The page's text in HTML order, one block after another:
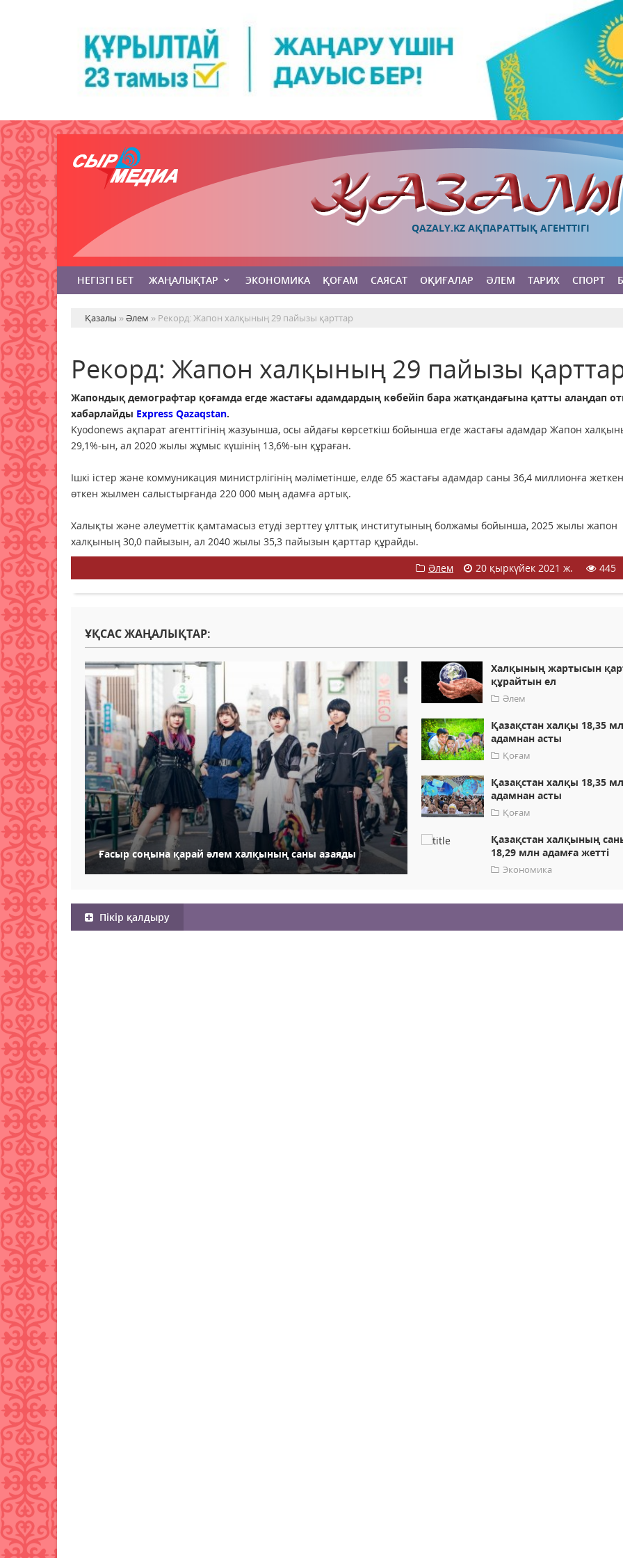
QAZALY.KZ АҚПАРАТТЫҚ АГЕНТТІГІ
НЕГІЗГІ БЕТ ЖАҢАЛЫҚТАР ЭКОНОМИКА ҚОҒАМ САЯСАТ ОҚИҒАЛАР ӘЛЕМ ТАРИХ СПОРТ
Қазалы »Әлем » Рекорд: Жапон халқының 29 пайызы қарттар
Рекорд: Жапон халқының 29 пайызы
Жапондық демографтар қоғамда егде жастағы адамдардың көбейіп бара жатқандағына қатты алаңдап
хабарлайды Express Qazaqstan.
Kyodonews ақпарат агенттігінің жазуынша, осы айдағы көрсеткіш бойынша егде жастағы адамдар Жапон
29,1%-ын, ал 2020 жылы жұмыс күшінің 13,6%-ын құраған.
Ішкі істер және коммуникация министрлігінің мәліметінше, елде 65 жастағы адамдар саны 36,4 миллионға
өткен жылмен салыстырғанда 220 000 мың адамға артық.
Халықты және әлеуметтік қамтамасыз етуді зерттеу ұлттық институтының болжамы бойынша, 2025 жылы жапон
халқының 30,0 пайызын, ал 2040 жылы 35,3 пайызын қарттар құрайды.
Әлем
20 қыркүйек 2021 ж. 445
ҰҚСАС ЖАҢАЛЫҚТАР:
Ғасыр соңына қарай әлем халқының саны азаяды
Халқының жартысын
құрайтын ел
Әлем
Қазақстан халқы 18,35
адамнан асты
Қоғам
Қазақстан халқы 18,35
адамнан асты
Қоғам
Қазақстан халқының
18,29 млн адамға жетті
Экономика
Пікір қалдыру